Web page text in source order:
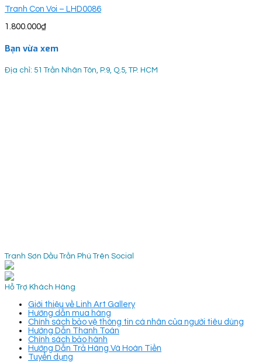
Tranh Con Voi – LHD0086
1.800.000₫
Bạn vừa xem
Địa chỉ: 51 Trần Nhân Tôn, P.9, Q.5, TP. HCM
Tranh Sơn Dầu Trần Phú Trên Social
Hỗ Trợ Khách Hàng
Giới thiệu về Linh Art Gallery
Hướng dẫn mua hàng
Chính sách bảo vệ thông tin cá nhân của người tiêu dùng
Hướng Dẫn Thanh Toán
Chính sách bảo hành
Hướng Dẫn Trả Hàng Và Hoàn Tiền
Tuyển dụng